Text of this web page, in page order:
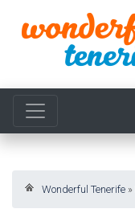
Wonderful Tenerife »